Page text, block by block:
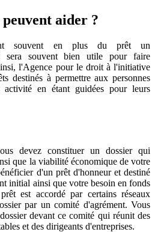
aider ?
souvent en plus du prêt un
sera souvent bien utile pour faire
l'Agence pour le droit à l'initiative
destinés à permettre aux personnes
activité en étant guidées pour leurs
devez constituer un dossier qui
que la viabilité économique de votre
d'un prêt d'honneur et destiné
initial ainsi que votre besoin en fonds
est accordé par certains réseaux
par un comité d'agrément. Vous
devant ce comité qui réunit des
et des dirigeants d'entreprises.